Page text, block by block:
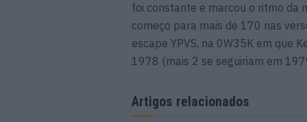
foi constante e marcou o ritmo da
começo para mais de 170 nas
escape YPVS, na 0W35K em que
1978 (mais 2 se seguiriam em
Artigos relacionados